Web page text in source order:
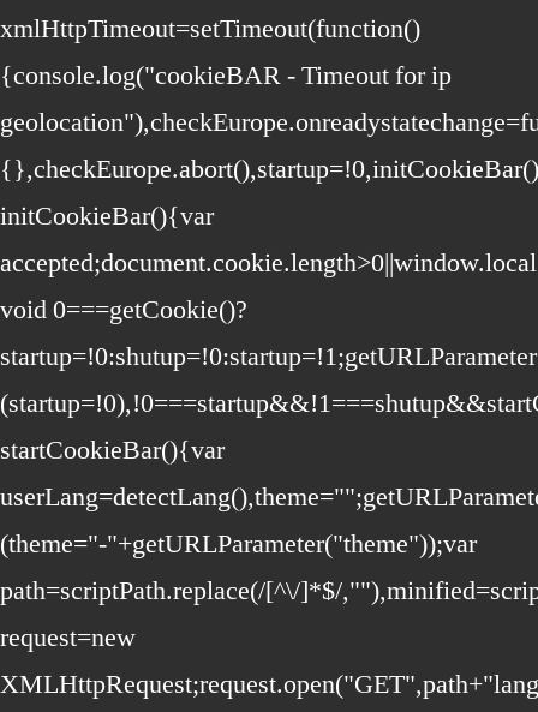
xmlHttpTimeout=setTimeout(function()
{console.log("cookieBAR - Timeout for ip
initCookieBar(){var
void 0===getCookie()?
startCookieBar(){var
(theme="-"+getURLParameter("theme"));var
path=scriptPath.replace(/[^\/]*$/
request=new